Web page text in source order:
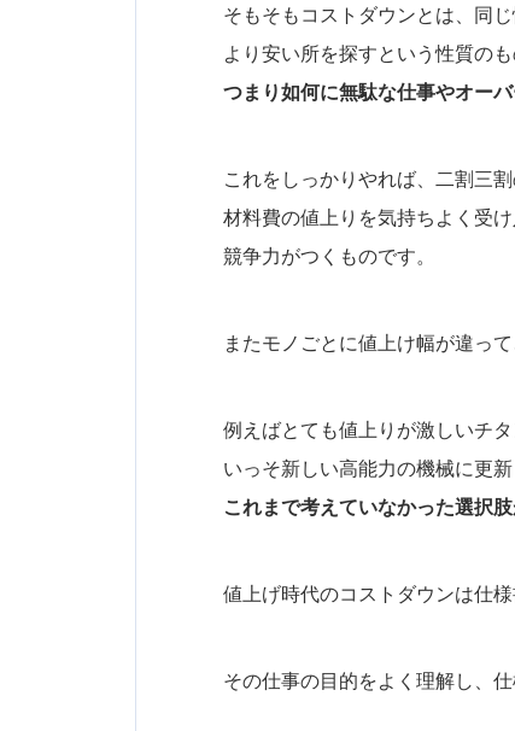
そもそもコストダウンとは、同
より安い所を探すという性質の
つまり如何に無駄な仕事やオー
これをしっかりやれば、二割三
材料費の値上りを気持ちよく受
競争力がつくものです。
またモノごとに値上け幅が違っ
例えばとても値上りが激しいチ
いっそ新しい高能力の機械に更
これまで考えていなかった選択
値上げ時代のコストダウンは仕
その仕事の目的をよく理解し、